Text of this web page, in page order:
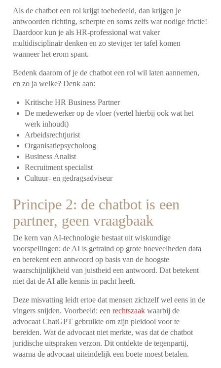
Als de chatbot een rol krijgt toebedeeld, dan krijgen je
antwoorden richting, scherpte en soms zelfs wat nodige frictie!
Daardoor kun je als HR-professional wat vaker
multidisciplinair denken en zo steviger ter tafel komen
wanneer het erom spant.
Bedenk daarom of je de chatbot een rol wil laten aannemen,
en zo ja welke? Denk aan:
Kritische HR Business Partner
De medewerker op de vloer (vertel hierbij ook wat het
werk inhoudt)
Arbeidsrechtjurist
Organisatiepsycholoog
Business Analist
Recruitment specialist
Cultuur- en gedragsadviseur
Principe 2: de chatbot is een
partner, geen vraagbaak
De kern van AI-technologie bestaat uit wiskundige
voorspellingen: de AI is getraind op grote hoeveelheden data
en berekent een antwoord op basis van de hoogste
waarschijnlijkheid van juistheid een antwoord. Dat betekent
niet dat de AI alle kennis in pacht heeft.
Deze misvatting leidt ertoe dat mensen zichzelf wel eens in de
vingers snijden. Voorbeeld: eenrechtszaak waarbij de
advocaat ChatGPT gebruikte om zijn pleidooi voor te
bereiden. Wat de advocaat niet merkte, was dat de chatbot
juridische uitspraken verzon. Dit ontdekte de tegenpartij,
waarna de advocaat uiteindelijk een boete moest betalen.